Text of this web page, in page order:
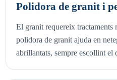
Polidora de granit i
El granit requereix tractaments
polidora de granit ajuda en
abrillantats, sempre escollint el